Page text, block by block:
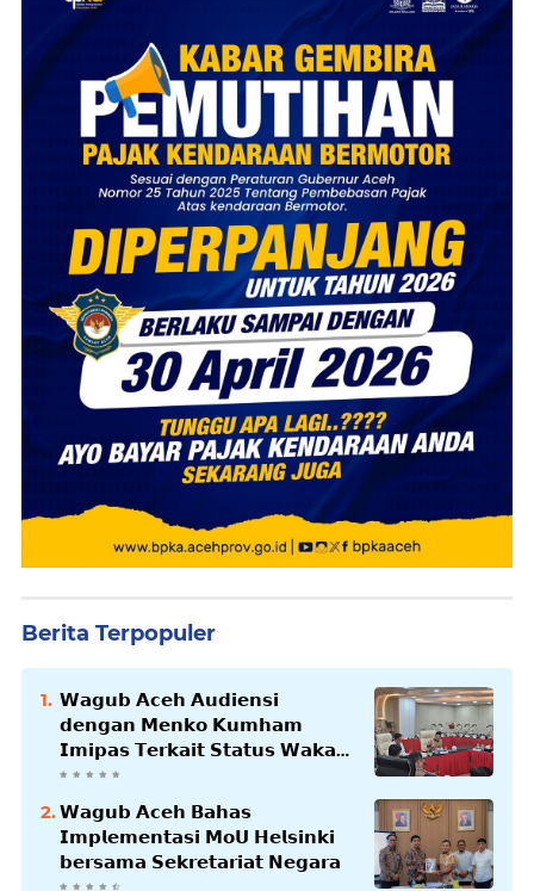
Berita Terpopuler
𝗪𝗮𝗴𝘂𝗯 𝗔𝗰𝗲𝗵 𝗔𝘂𝗱𝗶𝗲𝗻𝘀𝗶
𝗱𝗲𝗻𝗴𝗮𝗻 𝗠𝗲𝗻𝗸𝗼 𝗞𝘂𝗺𝗵𝗮𝗺
𝗜𝗺𝗶𝗽𝗮𝘀 𝗧𝗲𝗿𝗸𝗮𝗶𝘁 𝗦𝘁𝗮𝘁𝘂𝘀 𝗪𝗮𝗸𝗮𝗳
𝗕𝗹𝗮𝗻𝗴𝗽𝗮𝗱𝗮𝗻𝗴
𝗪𝗮𝗴𝘂𝗯 𝗔𝗰𝗲𝗵 𝗕𝗮𝗵𝗮𝘀
𝗜𝗺𝗽𝗹𝗲𝗺𝗲𝗻𝘁𝗮𝘀𝗶 𝗠𝗼𝗨 𝗛𝗲𝗹𝘀𝗶𝗻𝗸𝗶
𝗯𝗲𝗿𝘀𝗮𝗺𝗮 𝗦𝗲𝗸𝗿𝗲𝘁𝗮𝗿𝗶𝗮𝘁 𝗡𝗲𝗴𝗮𝗿𝗮